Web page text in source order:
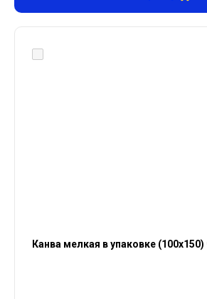
Канва мелкая в упаковке (100х150)